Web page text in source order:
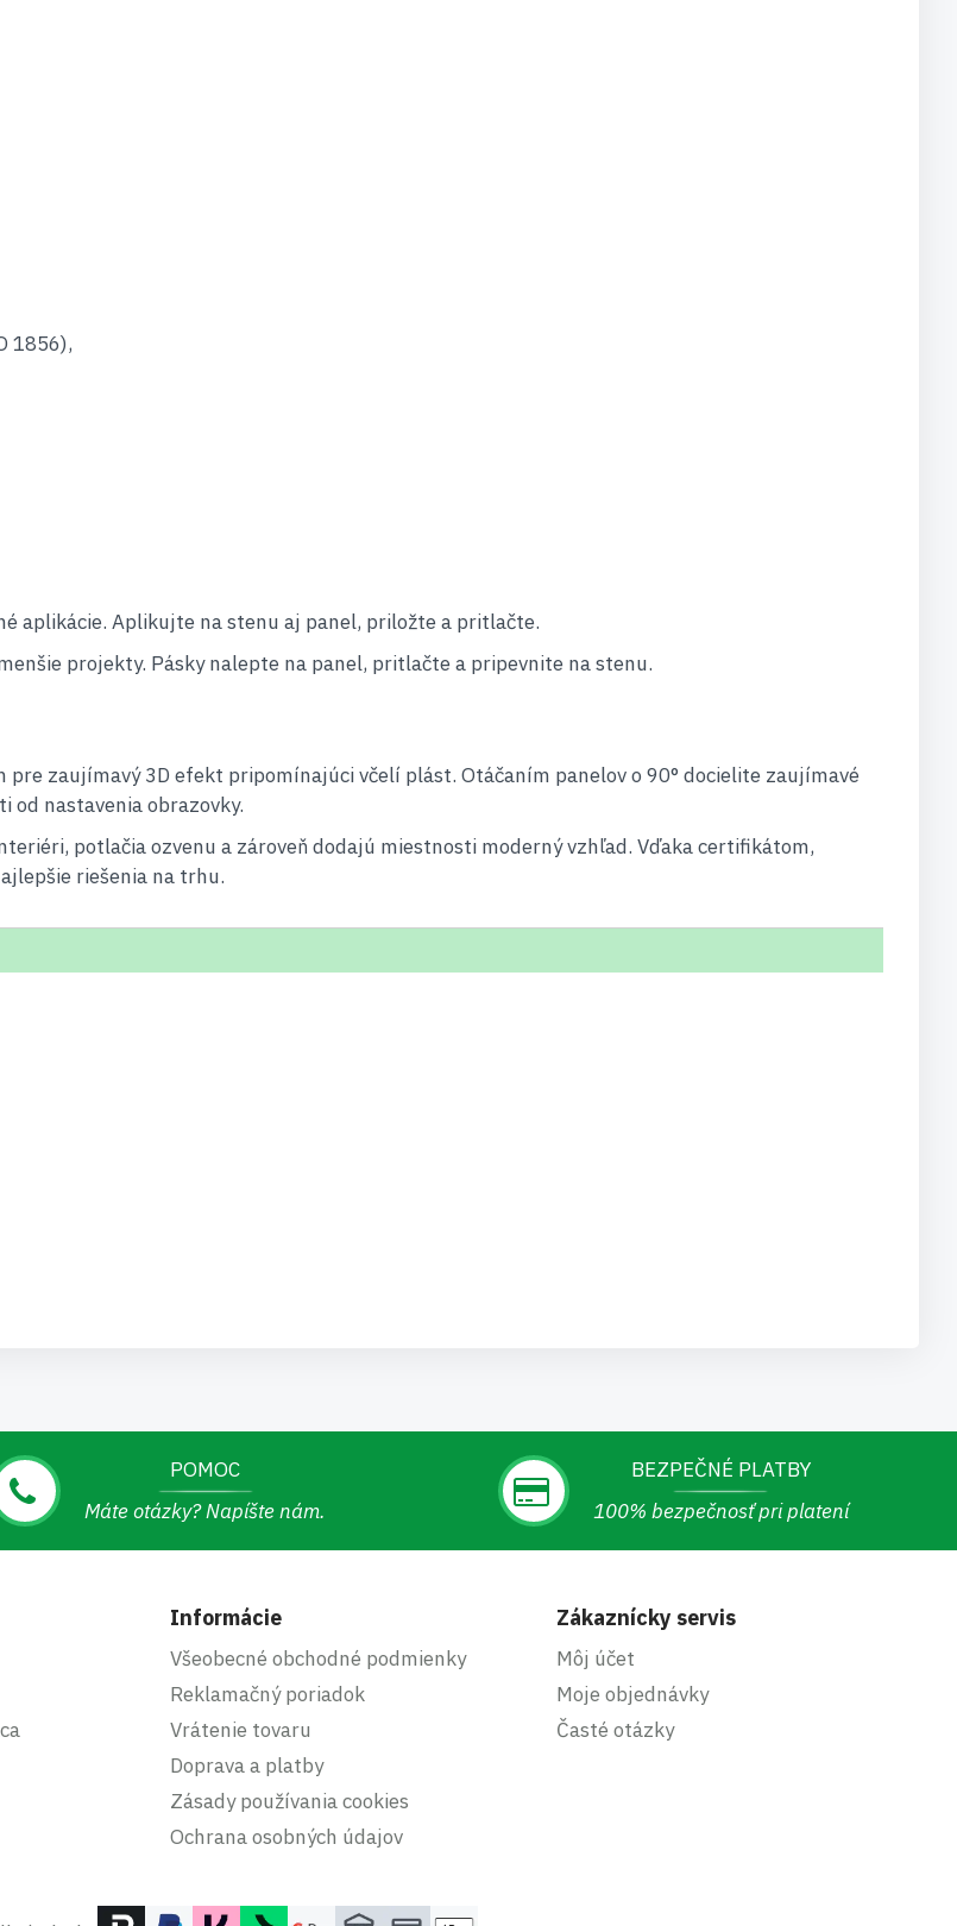
1856),
aplikácie. Aplikujte na stenu aj panel, priložte a pritlačte.
projekty. Pásky nalepte na panel, pritlačte a pripevnite na stenu.
pre zaujímavý 3D efekt pripomínajúci včelí plást. Otáčaním panelov o 90° docielite zaujímavé
od nastavenia obrazovky.
potlačia ozvenu a zároveň dodajú miestnosti moderný vzhľad. Vďaka certifikátom,
riešenia na trhu.
POMOC
Máte otázky? Napíšte nám.
BEZPEČNÉ PLATBY
100% bezpečnosť pri platení
Informácie
Všeobecné obchodné podmienky
Reklamačný poriadok
Vrátenie tovaru
Doprava a platby
Zásady používania cookies
Ochrana osobných údajov
Zákaznícky servis
Môj účet
Moje objednávky
Časté otázky